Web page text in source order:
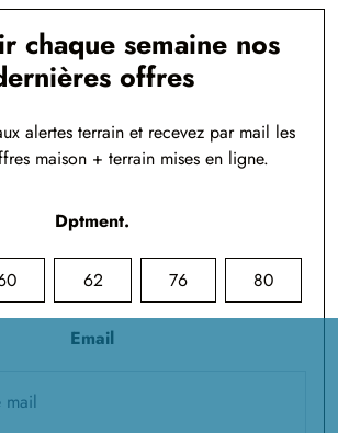
chaque semaine nos
offres
alertes terrain et recevez par mail les
maison + terrain mises en ligne.
Dptment.
62 76 80
Email